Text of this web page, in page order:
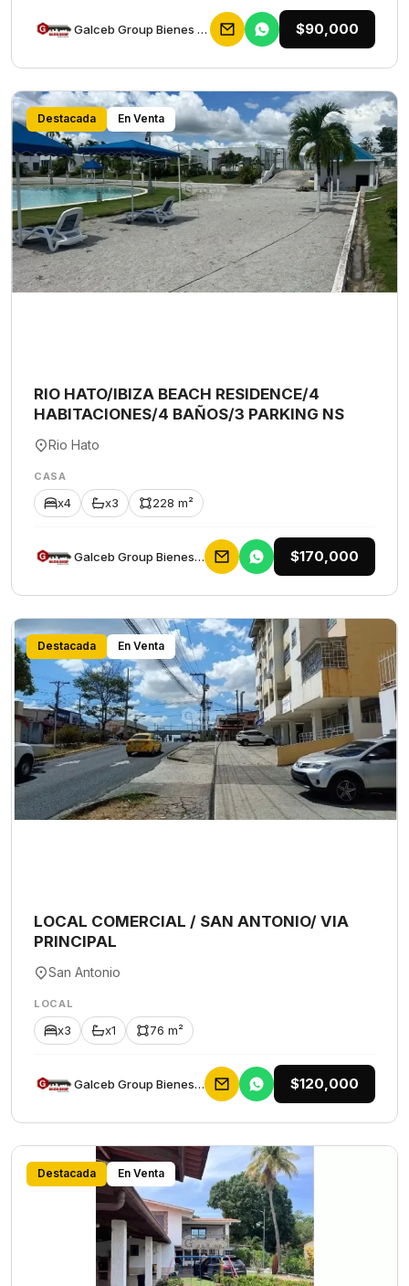
Galceb Group Bienes Raices $90,000
Destacada En Venta
RIO HATO/IBIZA BEACH RESIDENCE/4
HABITACIONES/4 BAÑOS/3 PARKING NS
Rio Hato
CASA
x4 x3 228 m²
Galceb Group Bienes Raices $170,000
Destacada En Venta
LOCAL COMERCIAL / SAN ANTONIO/ VIA
PRINCIPAL
San Antonio
LOCAL
x3 x1 76 m²
Galceb Group Bienes Raices $120,000
Destacada En Venta